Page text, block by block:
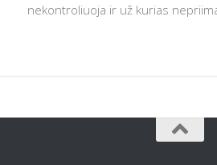
nekontroliuoja ir už kurias